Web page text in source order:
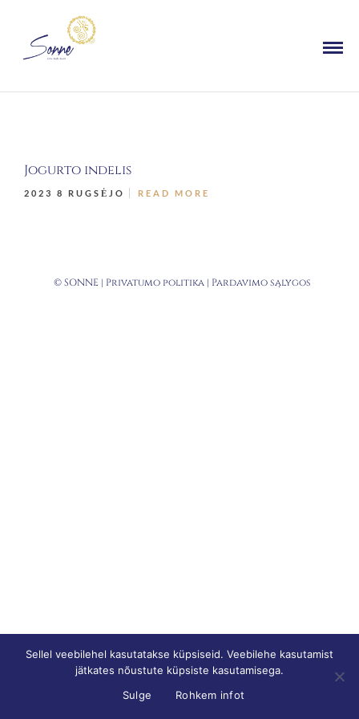
Jogurto indelis
2023 8 RUGSĖJO READ MORE
© SONNE | Privatumo politika | Pardavimo sąlygos
Sellel veebilehel kasutatakse küpsiseid. Veebilehe kasutamist
jätkates nõustute küpsiste kasutamisega.
Sulge
Rohkem infot